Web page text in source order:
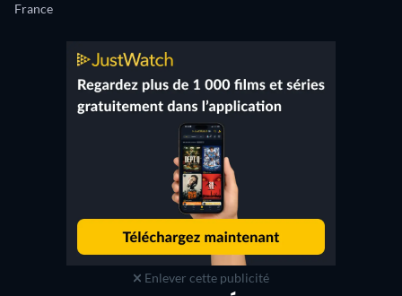
France
Enlever cette publicité